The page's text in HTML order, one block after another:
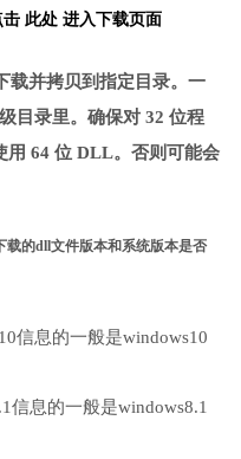
击 此处 进入下载页面
载并拷贝到指定目录。一
目录里。确保对 32 位程
用 64 位 DLL。否则可能会
载的dll文件版本和系统版本是否
信息的一般是windows10
信息的一般是windows8.1